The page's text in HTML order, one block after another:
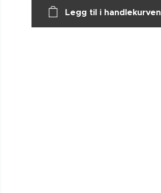
Legg til i handlekurven